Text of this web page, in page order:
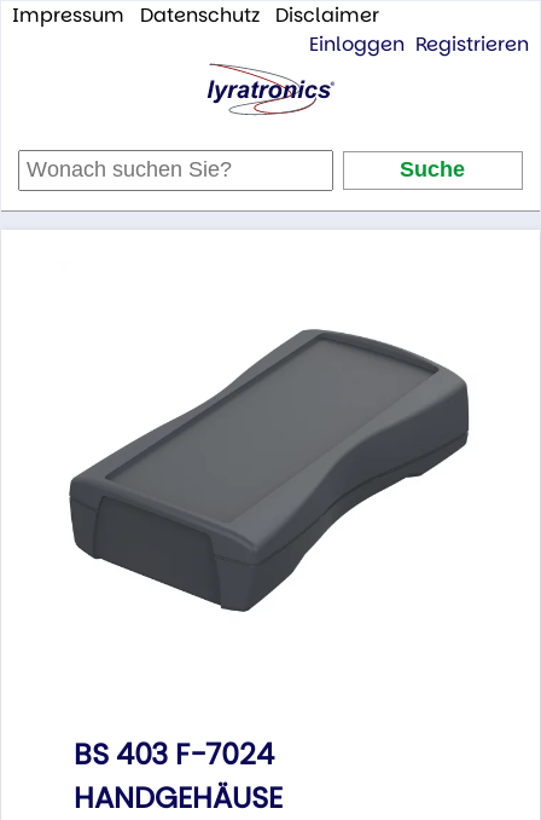
Impressum Datenschutz
Disclaimer
Einloggen Registrieren
BS 403 F-7024
HANDGEHÄUSE